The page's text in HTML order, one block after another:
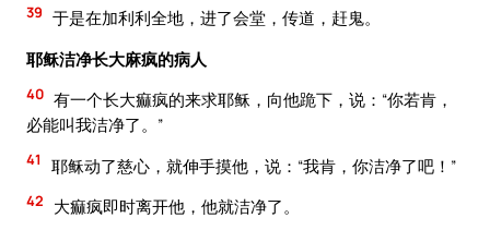
39 于是在加利利全地，进了会堂，传道，赶鬼。
耶稣洁净长大麻疯的病人
40 有一个长大痲疯的来求耶稣，向他跪下，说：“你若肯，
必能叫我洁净了。”
41 耶稣动了慈心，就伸手摸他，说：“我肯，你洁净了吧！”
42 大痲疯即时离开他，他就洁净了。